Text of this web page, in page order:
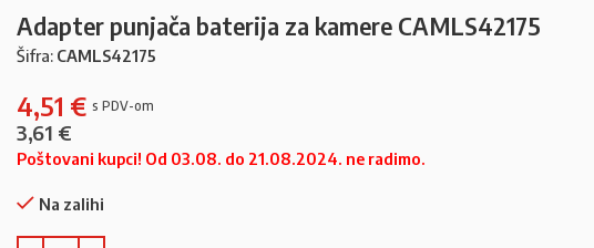
Adapter punjača baterija za kamere CAMLS42175
Šifra: CAMLS42175
4,51 €
3,61 €
Poštovani kupci! Od 03.08. do 21.08.2024. ne radimo.
Na zalihi